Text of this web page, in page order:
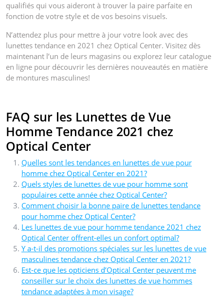
qualifiés qui vous aideront à trouver la paire parfaite en
fonction de votre style et de vos besoins visuels.
N’attendez plus pour mettre à jour votre look avec des
lunettes tendance en 2021 chez Optical Center. Visitez dès
maintenant l’un de leurs magasins ou explorez leur catalogue
en ligne pour découvrir les dernières nouveautés en matière
de montures masculines!
FAQ sur les Lunettes de Vue
Homme Tendance 2021 chez
Optical Center
Quelles sont les tendances en lunettes de vue pour
homme chez Optical Center en 2021?
Quels styles de lunettes de vue pour homme sont
populaires cette année chez Optical Center?
Comment choisir la bonne paire de lunettes tendance
pour homme chez Optical Center?
Les lunettes de vue pour homme tendance 2021 chez
Optical Center offrent-elles un confort optimal?
Y a-t-il des promotions spéciales sur les lunettes de vue
masculines tendance chez Optical Center en 2021?
Est-ce que les opticiens d’Optical Center peuvent me
conseiller sur le choix des lunettes de vue hommes
tendance adaptées à mon visage?